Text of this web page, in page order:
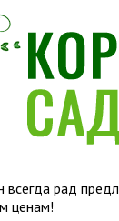
всегда рад
ценам!